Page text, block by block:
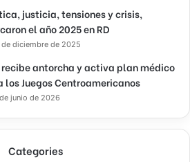
justicia, tensiones y crisis,
el año 2025 en RD
de diciembre de 2025
recibe antorcha y activa plan médico
los Juegos Centroamericanos
junio de 2026
Categories